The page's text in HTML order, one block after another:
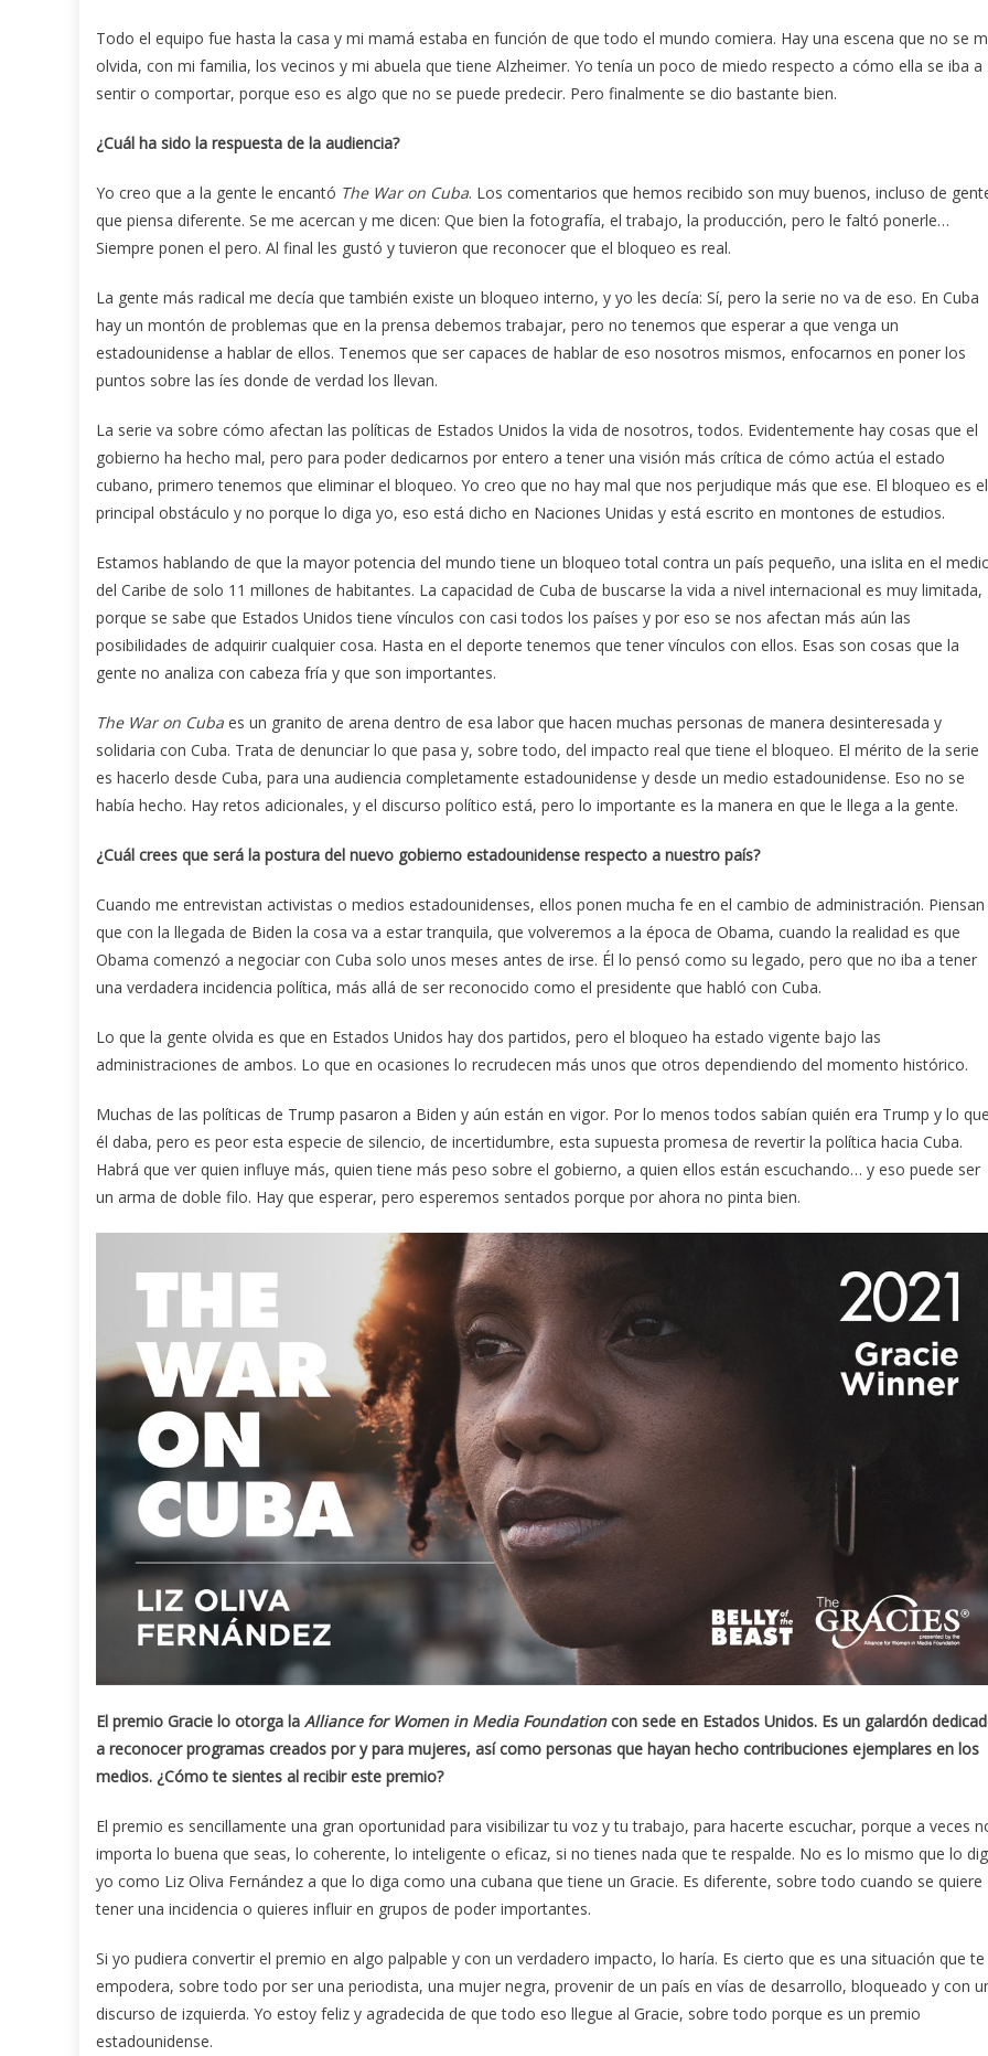
Todo el equipo fue hasta la casa y mi mamá estaba en función de que todo el mundo comiera. Hay una escena que no se
olvida, con mi familia, los vecinos y mi abuela que tiene Alzheimer. Yo tenía un poco de miedo respecto a cómo ella se iba a
sentir o comportar, porque eso es algo que no se puede predecir. Pero finalmente se dio bastante bien.
¿Cuál ha sido la respuesta de la audiencia?
Yo creo que a la gente le encantó The War on Cuba. Los comentarios que hemos recibido son muy buenos, incluso de
que piensa diferente. Se me acercan y me dicen: Que bien la fotografía, el trabajo, la producción, pero le faltó ponerle…
Siempre ponen el pero. Al final les gustó y tuvieron que reconocer que el bloqueo es real.
La gente más radical me decía que también existe un bloqueo interno, y yo les decía: Sí, pero la serie no va de eso. En Cuba
hay un montón de problemas que en la prensa debemos trabajar, pero no tenemos que esperar a que venga un
estadounidense a hablar de ellos. Tenemos que ser capaces de hablar de eso nosotros mismos, enfocarnos en poner los
puntos sobre las íes donde de verdad los llevan.
La serie va sobre cómo afectan las políticas de Estados Unidos la vida de nosotros, todos. Evidentemente hay cosas que el
gobierno ha hecho mal, pero para poder dedicarnos por entero a tener una visión más crítica de cómo actúa el estado
cubano, primero tenemos que eliminar el bloqueo. Yo creo que no hay mal que nos perjudique más que ese. El bloqueo es el
principal obstáculo y no porque lo diga yo, eso está dicho en Naciones Unidas y está escrito en montones de estudios.
Estamos hablando de que la mayor potencia del mundo tiene un bloqueo total contra un país pequeño, una islita en el
del Caribe de solo 11 millones de habitantes. La capacidad de Cuba de buscarse la vida a nivel internacional es muy limitada,
porque se sabe que Estados Unidos tiene vínculos con casi todos los países y por eso se nos afectan más aún las
posibilidades de adquirir cualquier cosa. Hasta en el deporte tenemos que tener vínculos con ellos. Esas son cosas que la
gente no analiza con cabeza fría y que son importantes.
The War on Cuba es un granito de arena dentro de esa labor que hacen muchas personas de manera desinteresada y
solidaria con Cuba. Trata de denunciar lo que pasa y, sobre todo, del impacto real que tiene el bloqueo. El mérito de la serie
es hacerlo desde Cuba, para una audiencia completamente estadounidense y desde un medio estadounidense. Eso no se
había hecho. Hay retos adicionales, y el discurso político está, pero lo importante es la manera en que le llega a la gente.
¿Cuál crees que será la postura del nuevo gobierno estadounidense respecto a nuestro país?
Cuando me entrevistan activistas o medios estadounidenses, ellos ponen mucha fe en el cambio de administración. Piensan
que con la llegada de Biden la cosa va a estar tranquila, que volveremos a la época de Obama, cuando la realidad es que
Obama comenzó a negociar con Cuba solo unos meses antes de irse. Él lo pensó como su legado, pero que no iba a tener
una verdadera incidencia política, más allá de ser reconocido como el presidente que habló con Cuba.
Lo que la gente olvida es que en Estados Unidos hay dos partidos, pero el bloqueo ha estado vigente bajo las
administraciones de ambos. Lo que en ocasiones lo recrudecen más unos que otros dependiendo del momento histórico.
Muchas de las políticas de Trump pasaron a Biden y aún están en vigor. Por lo menos todos sabían quién era Trump y lo
él daba, pero es peor esta especie de silencio, de incertidumbre, esta supuesta promesa de revertir la política hacia Cuba.
Habrá que ver quien influye más, quien tiene más peso sobre el gobierno, a quien ellos están escuchando… y eso puede ser
un arma de doble filo. Hay que esperar, pero esperemos sentados porque por ahora no pinta bien.
El premio Gracie lo otorga la Alliance for Women in Media Foundationcon sede en Estados Unidos. Es un galardón
a reconocer programas creados por y para mujeres, así como personas que hayan hecho contribuciones ejemplares en los
medios. ¿Cómo te sientes al recibir este premio?
El premio es sencillamente una gran oportunidad para visibilizar tu voz y tu trabajo, para hacerte escuchar, porque a veces
importa lo buena que seas, lo coherente, lo inteligente o eficaz, si no tienes nada que te respalde. No es lo mismo que lo
yo como Liz Oliva Fernández a que lo diga como una cubana que tiene un Gracie. Es diferente, sobre todo cuando se quiere
tener una incidencia o quieres influir en grupos de poder importantes.
Si yo pudiera convertir el premio en algo palpable y con un verdadero impacto, lo haría. Es cierto que es una situación que te
empodera, sobre todo por ser una periodista, una mujer negra, provenir de un país en vías de desarrollo, bloqueado y con
discurso de izquierda. Yo estoy feliz y agradecida de que todo eso llegue al Gracie, sobre todo porque es un premio
estadounidense.